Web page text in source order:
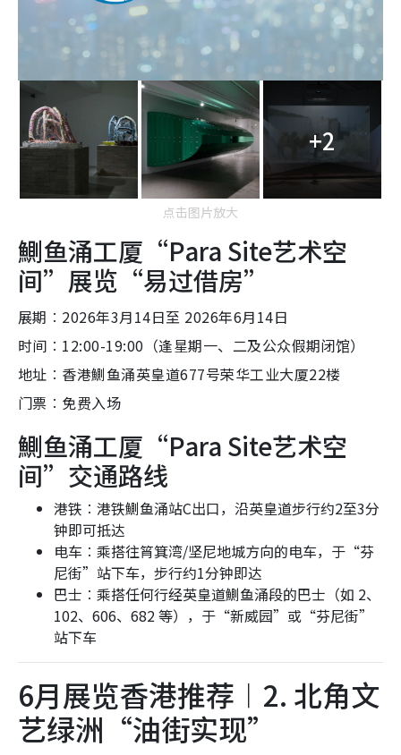
+2
点击图片放大
鰂鱼涌工厦“Para Site艺术空
间”展览“易过借房”
展期︰2026年3月14日至 2026年6月14日
时间︰12:00-19:00（逢星期一、二及公众假期闭馆）
地址︰香港鰂鱼涌英皇道677号荣华工业大厦22楼
门票︰免费入场
鰂鱼涌工厦“Para Site艺术空
间”交通路线
港铁︰港铁鰂鱼涌站C出口，沿英皇道步行约2至3分
钟即可抵达
电车︰乘搭往筲箕湾/坚尼地城方向的电车，于“芬
尼街”站下车，步行约1分钟即达
巴士︰乘搭任何行经英皇道鰂鱼涌段的巴士（如 2、
102、606、682 等），于“新威园”或“芬尼街”
站下车
6月展览香港推荐︱2. 北角文
艺绿洲“油街实现”